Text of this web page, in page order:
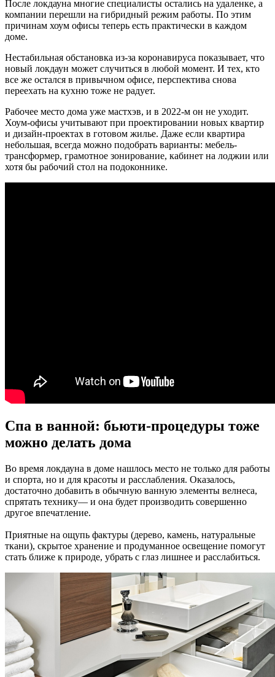
После локдауна многие специалисты остались на удаленке, а
компании перешли на гибридный режим работы. По этим
причинам хоум офисы теперь есть практически в каждом
доме.
Нестабильная обстановка из-за коронавируса показывает, что
новый локдаун может случиться в любой момент. И тех, кто
все же остался в привычном офисе, перспектива снова
переехать на кухню тоже не радует.
Рабочее место дома уже мастхэв, и в 2022-м он не уходит.
Хоум-офисы учитывают при проектировании новых квартир
и дизайн-проектах в готовом жилье. Даже если квартира
небольшая, всегда можно подобрать варианты: мебель-
трансформер, грамотное зонирование, кабинет на лоджии или
хотя бы рабочий стол на подоконнике.
Спа в ванной: бьюти-процедуры тоже
можно делать дома
Во время локдауна в доме нашлось место не только для работы
и спорта, но и для красоты и расслабления. Оказалось,
достаточно добавить в обычную ванную элементы велнеса,
спрятать технику— и она будет производить совершенно
другое впечатление.
Приятные на ощупь фактуры (дерево, камень, натуральные
ткани), скрытое хранение и продуманное освещение помогут
стать ближе к природе, убрать с глаз лишнее и расслабиться.